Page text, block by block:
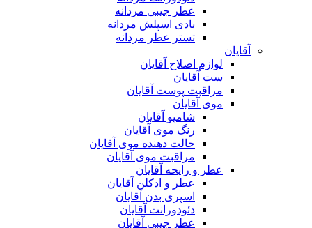
عطر جیبی مردانه
بادی اسپلش مردانه
تستر عطر مردانه
آقایان
لوازم اصلاح آقایان
ست آقایان
مراقبت پوست آقایان
موی آقایان
شامپو آقایان
رنگ موی آقایان
حالت دهنده موی آقایان
مراقبت موی آقایان
عطر و رایحه آقایان
عطر و ادکلن آقایان
اسپری بدن آقایان
دئودورانت آقایان
عطر جیبی آقایان